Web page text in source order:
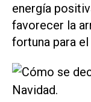
energía
favorecer la
fortuna para